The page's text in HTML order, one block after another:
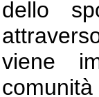
dello
viene